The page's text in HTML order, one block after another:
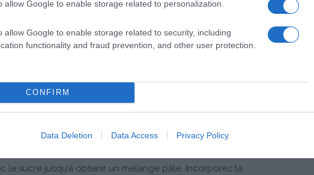
allow Google to enable storage related to personalization.
allow Google to enable storage related to security, including
functionality and fraud prevention, and other user protection.
CONFIRM
Data Deletion Data Access Privacy Policy
très fort
le café soluble (ou l’espresso). Faites chauffer à feu
le sucre jusqu’à obtenir un mélange pâle. Incorporez la